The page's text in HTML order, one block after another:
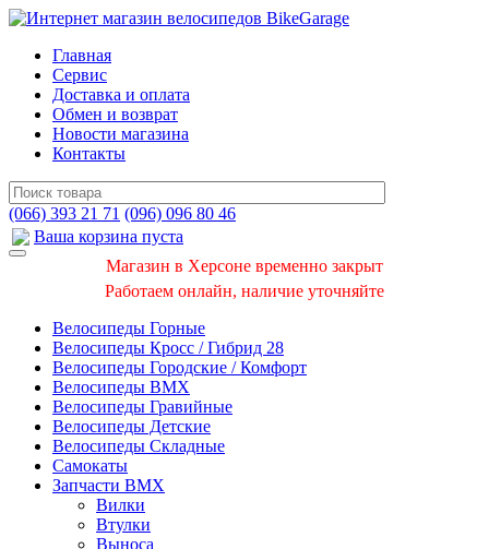
Главная
Сервис
Доставка и оплата
Обмен и возврат
Новости магазина
Контакты
(066) 393 21 71 (096) 096 80 46
Ваша корзина пуста
Магазин в Херсоне временно закрыт
Работаем онлайн, наличие уточняйте
Велосипеды Горные
Велосипеды Кросс / Гибрид 28
Велосипеды Городские / Комфорт
Велосипеды BMX
Велосипеды Гравийные
Велосипеды Детские
Велосипеды Складные
Самокаты
Запчасти BMX
Вилки
Втулки
Выноса